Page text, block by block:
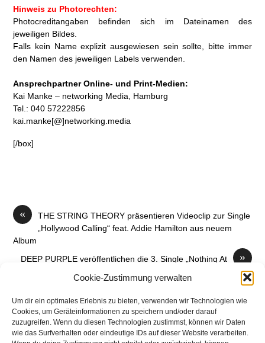
Cookie-Zustimmung verwalten
Um dir ein optimales Erlebnis zu bieten, verwenden wir Technologien wie
Cookies, um Geräteinformationen zu speichern und/oder darauf
zuzugreifen. Wenn du diesen Technologien zustimmst, können wir Daten
wie das Surfverhalten oder eindeutige IDs auf dieser Website verarbeiten.
Hinweis zu Photorechten:
Photocreditangaben befinden sich im Dateinamen des
jeweiligen Bildes.
Falls kein Name explizit ausgewiesen sein sollte, bitte immer
den Namen des jeweiligen Labels verwenden.
Ansprechpartner Online- und Print-Medien:
Kai Manke – networking Media, Hamburg
Tel.: 040 57222856
kai.manke[@]networking.media
[/box]
«
THE STRING THEORY präsentieren Videoclip zur Single
„Hollywood Calling“ feat. Addie Hamilton aus neuem
Album
»
DEEP PURPLE veröffentlichen die 3. Single „Nothing At